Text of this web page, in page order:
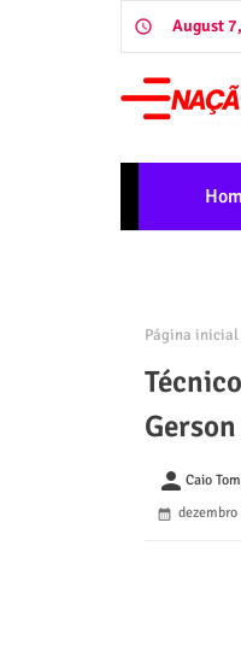
August
Página inicial
Gerson
person Caio
dezembro